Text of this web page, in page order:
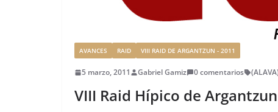
AVANCES RAID VIII RAID DE ARGANTZUN - 2011
5 marzo, 2011 Gabriel Gamiz 0 comentarios
VIII Raid Hípico de